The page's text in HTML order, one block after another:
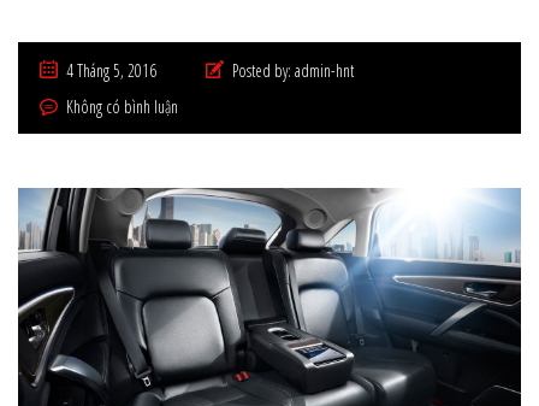
4 Tháng 5, 2016 Posted by: admin-hnt
Không có bình luận